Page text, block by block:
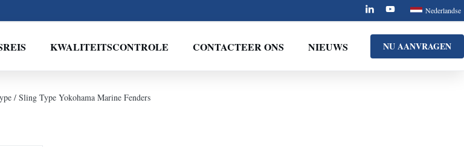
Nederlandse
KWALITEITSCONTROLE CONTACTEER ONS NIEUWS NU AANVRAGEN
/ Sling Type Yokohama Marine Fenders